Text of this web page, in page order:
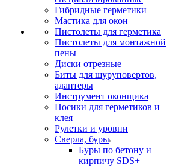
Гибридные герметики
Мастика для окон
Пистолеты для герметика
Пистолеты для монтажной
пены
Диски отрезные
Биты для шуруповертов,
адаптеры
Инструмент оконщика
Носики для герметиков и
клея
Рулетки и уровни
Сверла, буры
Буры по бетону и
кирпичу SDS+